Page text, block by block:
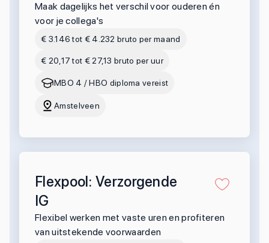
Maak dagelijks het verschil voor ouderen én
voor je collega's
€ 3.146 tot € 4.232 bruto per maand
€ 20,17 tot € 27,13 bruto per uur
MBO 4 / HBO diploma vereist
Amstelveen
Flexpool: Verzorgende
IG
Flexibel werken met vaste uren en profiteren
van uitstekende voorwaarden